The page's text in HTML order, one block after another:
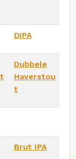
DIPA
Dubbele
Haverstou
t
Brut IPA